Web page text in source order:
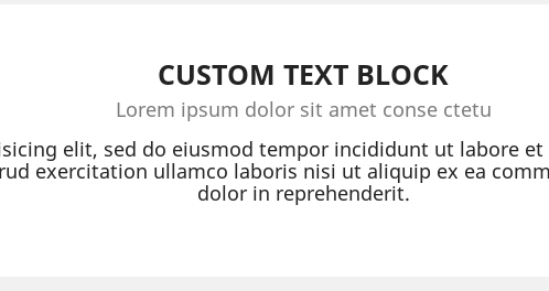
CUSTOM TEXT BLOCK
Lorem ipsum dolor sit amet conse ctetu
elit, sed do eiusmod tempor incididunt ut labore
exercitation ullamco laboris nisi ut aliquip ex ea
dolor in reprehenderit.